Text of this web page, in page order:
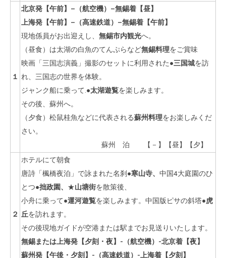
１
北京発【午前】 – （航空機） –無錫着【昼】
上海発【午前】 – （高速鉄道） –無錫着【午前】
現地係員がお出迎えし、 無錫市内観光へ。
（昼食）は太湖の白魚のてんぷらなど無錫料理をご賞味
映画「三国志演義」撮影のセットに利用された●三国城を訪
れ、三国志の世界を体験。
ジャンク船に乗って.●太湖遊覧を楽しみます。
その後、蘇州へ。
（夕食）松鼠桂魚などに代表される蘇州料理をお楽しみくだ
さい。
蘇州 泊 【－】【昼】【夕】
２
ホテルにて朝食
唐詩「楓橋夜泊」で詠まれた名刹●寒山寺、 中国4大庭園のひ
とつ●拙政園、 ★山塘街を散策後、
小舟に乗って●運河遊覧を楽しみます。中国版ピサの斜塔●虎
丘を訪れます。
その後現地ガイドが空港または駅までお見送りいたします。
無錫または上海発【夕刻・夜】-（航空機）-北京着【夜】
蘇州発【午後・夕刻】-（高速鉄道）-上海着【夕刻】